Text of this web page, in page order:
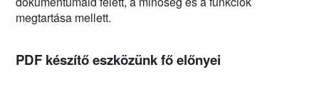
megtartása mellett.
PDF készítő eszközünk fő előnyei